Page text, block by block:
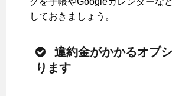
しておきましょう。
違約金がかかるオプ
ります